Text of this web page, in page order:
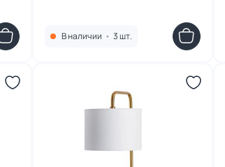
В наличии • 3 шт.